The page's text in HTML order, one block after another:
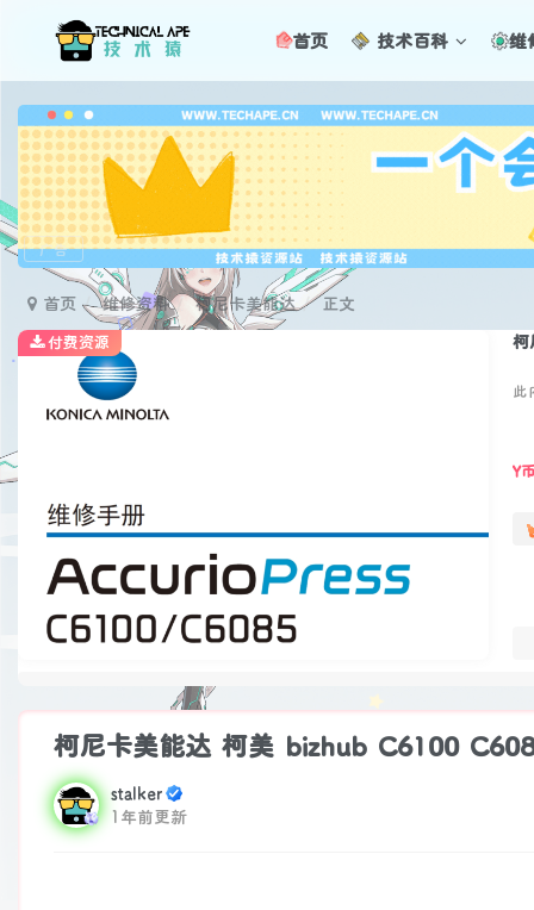
首页 技术百科 维
广告
首页 维修资料 柯尼卡美能达
正文
柯
此
Y
付费资源
柯尼卡美能达 柯美 bizhub C6100
stalker
1年前更新